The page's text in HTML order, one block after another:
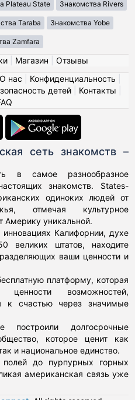
Plateau State Знакомства Rivers
Taraba Знакомства Yobe
Zamfara
| Магазин
Отзывы
О нас Конфиденциальность
детей| Контакты
сеть знакомств –
в самое разнообразное
знакомств. States-
одиноких людей от
отмечая культурное
Америку уникальной.
Калифорнии, духе
штатов, находите
ваши ценности и
платформу, которая
ценности возможностей,
к счастью через значимые
долгосрочные
которое ценит как
и национальное единство.
до пурпурных горных
американская связь уже